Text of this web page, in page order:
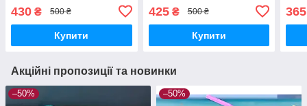
430 ₴ 500 ₴
Купити
425₴ 500 ₴
Купити
365
Акційні пропозиції та новинки
–50% –50%